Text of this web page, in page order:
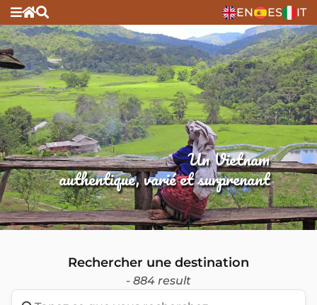
EN ES IT
Un Vietnam
authentique, varié et surprenant
Rechercher une destination
- 884 result